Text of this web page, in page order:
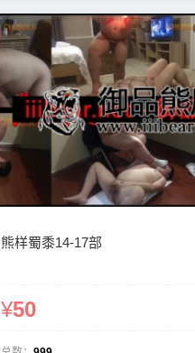
熊样蜀黍14-17部
¥50